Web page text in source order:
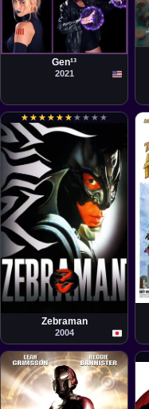
Cortometraje
Chris R. Notarile
Gen¹³
2021
★
★ ★
★ ★
★ ★
★ ★
★ ★
★ ★
★ ★
★ ★
★ ★
★
Película
Zebraman
2004